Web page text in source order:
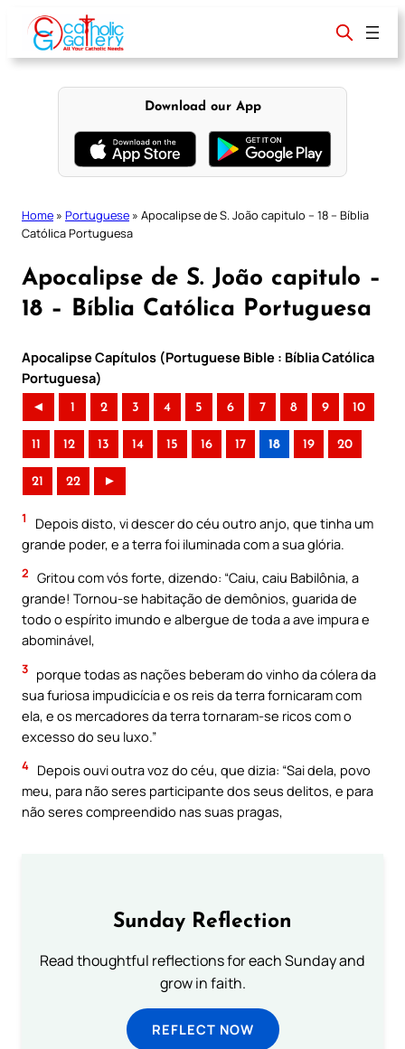
content
Download our App
Home » Portuguese » Apocalipse de S. João capitulo – 18 – Bíblia
Católica Portuguesa
Apocalipse de S. João capitulo –
18 – Bíblia Católica Portuguesa
Apocalipse Capítulos (Portuguese Bible : Bíblia Católica
Portuguesa)
◄ 1 2 3 4 5 6 7 8 9 10
11 12 13 14 15 16 17 18 19 20
21 22 ►
1
Depois disto, vi descer do céu outro anjo, que tinha um
grande poder, e a terra foi iluminada com a sua glória.
2 Gritou com vós forte, dizendo: “Caiu, caiu Babilônia, a
grande! Tornou-se habitação de demônios, guarida de
todo o espírito imundo e albergue de toda a ave impura e
abominável,
3 porque todas as nações beberam do vinho da cólera da
sua furiosa impudicícia e os reis da terra fornicaram com
ela, e os mercadores da terra tornaram-se ricos com o
excesso do seu luxo.”
4 Depois ouvi outra voz do céu, que dizia: “Sai dela, povo
meu, para não seres participante dos seus delitos, e para
não seres compreendido nas suas pragas,
Sunday Reflection
Read thoughtful reflections for each Sunday and
grow in faith.
REFLECT NOW